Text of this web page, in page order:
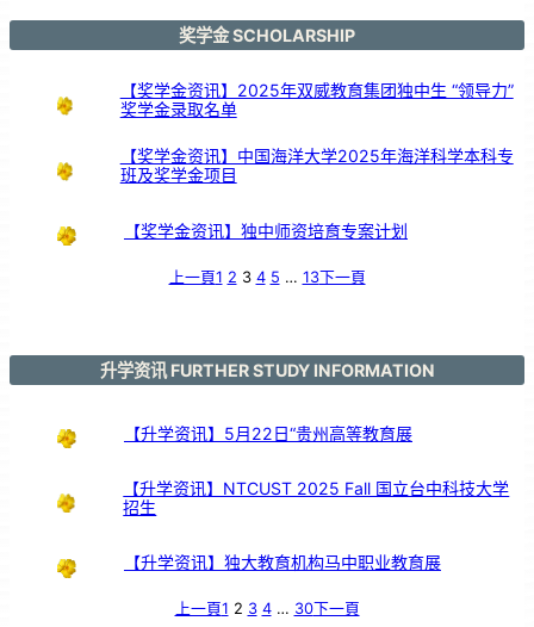
1
1
年
奖学金 SCHOLARSHIP
【奖学金资讯】2025年双威教育集团独中生 “领导力”
奖学金录取名单
【奖学金资讯】中国海洋大学2025年海洋科学本科专
班及奖学金项目
【奖学金资讯】独中师资培育专案计划
上一頁1 2 3 4 5 … 13下一頁
升学资讯 FURTHER STUDY INFORMATION
【升学资讯】5月22日“贵州高等教育展
【升学资讯】NTCUST 2025 Fall 国立台中科技大学
招生
【升学资讯】独大教育机构马中职业教育展
上一頁1 2 3 4 … 30下一頁